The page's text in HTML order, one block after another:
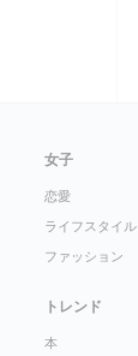
女子
恋愛
ライフスタイル
ファッション
トレンド
本